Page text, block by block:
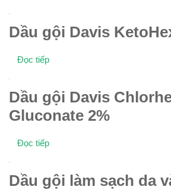
Dầu gội Davis
Đọc tiếp
Dầu gội Davis
Gluconate 2%
Đọc tiếp
Dầu gội làm sạch da